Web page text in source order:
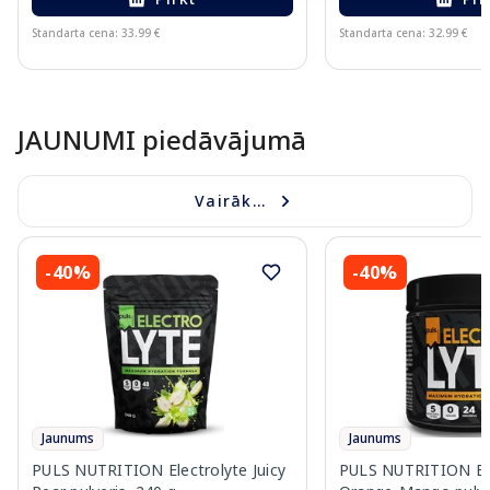
Standarta cena: 33.99 € Standarta cena: 32.99 €
JAUNUMI piedāvājumā
Vairāk...
-40%
Jaunums
PULS NUTRITION Electrolyte Juicy
-40%
Jaunums
PULS NUTRITION